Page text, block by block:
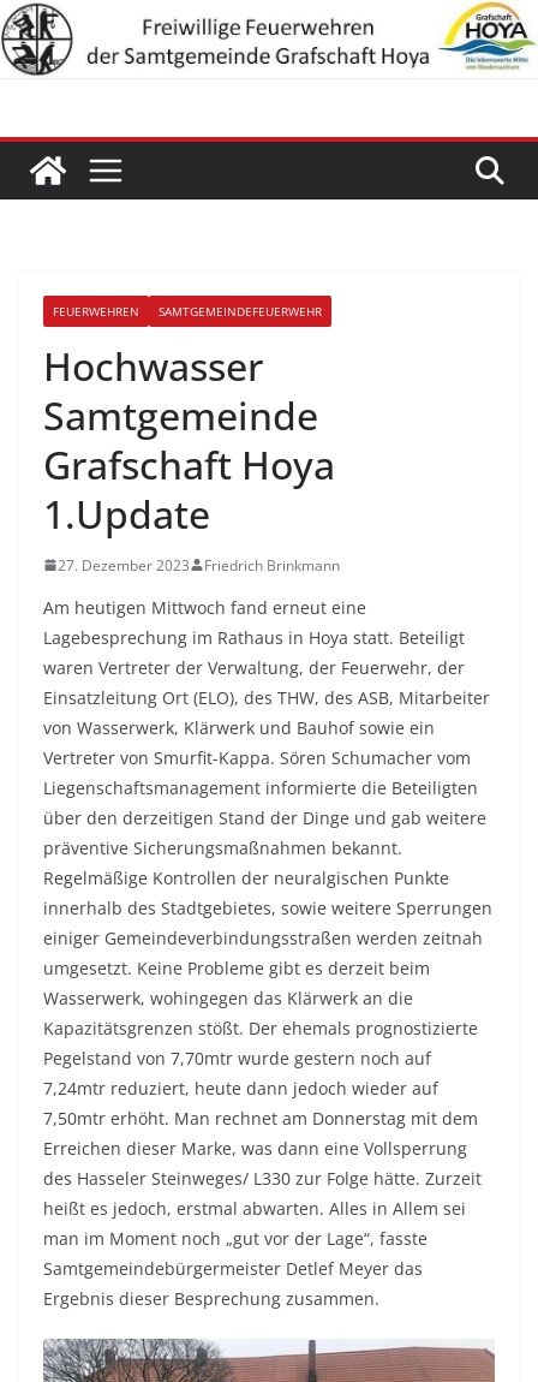
Zum
Inhalt
springen
FEUERWEHREN SAMTGEMEINDEFEUERWEHR
Hochwasser
Samtgemeinde
Grafschaft Hoya
1.Update
27. Dezember 2023 Friedrich Brinkmann
Am heutigen Mittwoch fand erneut eine
Lagebesprechung im Rathaus in Hoya statt. Beteiligt
waren Vertreter der Verwaltung, der Feuerwehr, der
Einsatzleitung Ort (ELO), des THW, des ASB, Mitarbeiter
von Wasserwerk, Klärwerk und Bauhof sowie ein
Vertreter von Smurfit-Kappa. Sören Schumacher vom
Liegenschaftsmanagement informierte die Beteiligten
über den derzeitigen Stand der Dinge und gab weitere
präventive Sicherungsmaßnahmen bekannt.
Regelmäßige Kontrollen der neuralgischen Punkte
innerhalb des Stadtgebietes, sowie weitere Sperrungen
einiger Gemeindeverbindungsstraßen werden zeitnah
umgesetzt. Keine Probleme gibt es derzeit beim
Wasserwerk, wohingegen das Klärwerk an die
Kapazitätsgrenzen stößt. Der ehemals prognostizierte
Pegelstand von 7,70mtr wurde gestern noch auf
7,24mtr reduziert, heute dann jedoch wieder auf
7,50mtr erhöht. Man rechnet am Donnerstag mit dem
Erreichen dieser Marke, was dann eine Vollsperrung
des Hasseler Steinweges/ L330 zur Folge hätte. Zurzeit
heißt es jedoch, erstmal abwarten. Alles in Allem sei
man im Moment noch „gut vor der Lage“, fasste
Samtgemeindebürgermeister Detlef Meyer das
Ergebnis dieser Besprechung zusammen.